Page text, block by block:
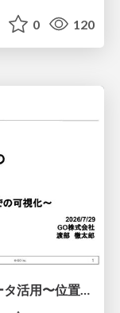
0 120
タクシーアプリ『GO』の実践的データ活用〜位置情報データの収集とStreamlitでの可視化〜